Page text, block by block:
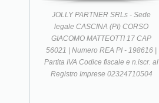
JOLLY PARTNER SRLs - Sede
legale CASCINA (PI) CORSO
GIACOMO MATTEOTTI 17 CAP
56021 | Numero REA PI - 198616 |
Partita IVA Codice fiscale e n.iscr. al
Registro Imprese 02324710504